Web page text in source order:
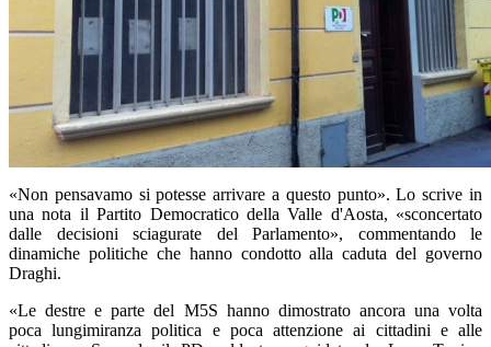
«Non pensavamo si potesse arrivare a questo punto». Lo scrive in
una nota il Partito Democratico della Valle d'Aosta, «sconcertato
dalle decisioni sciagurate del Parlamento», commentando le
dinamiche politiche che hanno condotto alla caduta del governo
Draghi.
«Le destre e parte del M5S hanno dimostrato ancora una volta
poca lungimiranza politica e poca attenzione ai cittadini e alle